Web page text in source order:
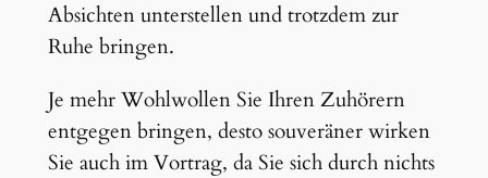
Absichten unterstellen und trotzdem zur
Ruhe bringen.
Je mehr Wohlwollen Sie Ihren Zuhörern
entgegen bringen, desto souveräner wirken
Sie auch im Vortrag, da Sie sich durch nichts